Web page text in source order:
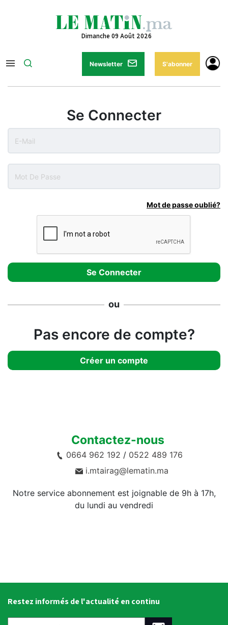
Dimanche 09 Août 2026
Newsletter S'abonner
Se Connecter
Mot de passe oublié?
ou
Pas encore de compte?
Créer un compte
Contactez-nous
0664 962 192 / 0522 489 176
i.mtairag@lematin.ma
Notre service abonnement est joignable de 9h à 17h,
du lundi au vendredi
Restez informés de l'actualité en continu